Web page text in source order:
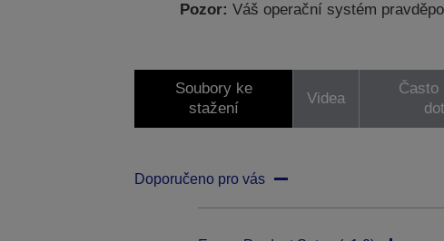
Pozor: Váš operační systém
Soubory ke
stažení
Videa
Často
Doporučeno pro vás